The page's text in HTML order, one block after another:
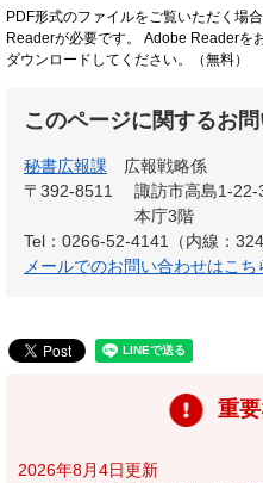
PDF形式のファイルをご覧いただく場
Readerが必要です。
Adobe Readerを
ダウンロードしてください。（無料）
このページに関するお
秘書広報課
広報戦略係
〒392-8511
諏訪市高島1-22-
本庁3階
Tel：0266-52-4141（内線：
メールでのお問い合わせはこち
重
2026年8月4日更新